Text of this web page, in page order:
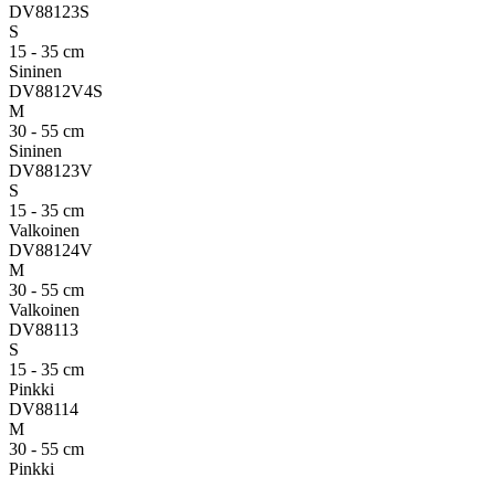
DV88123S
S
15 - 35 cm
Sininen
DV8812V4S
M
30 - 55 cm
Sininen
DV88123V
S
15 - 35 cm
Valkoinen
DV88124V
M
30 - 55 cm
Valkoinen
DV88113
S
15 - 35 cm
Pinkki
DV88114
M
30 - 55 cm
Pinkki